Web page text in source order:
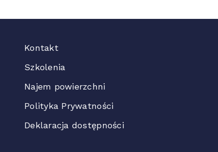
Kontakt
Szkolenia
Najem powierzchni
Polityka Prywatności
Deklaracja dostępności